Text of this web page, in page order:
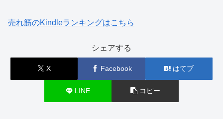
売れ筋のKindleランキングはこちら
シェアする
X Facebook はてブ
LINE コピー